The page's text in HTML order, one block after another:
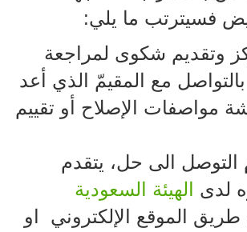
فسيترتب ما يلي:
وتقديم شكوى لمراجعة
بالتواصل مع المقيمّ الذي أعد
مواصفات الإصلاح أو تقييم
الى حل، يتقدم
لدى
الهيئة السعودية
الموقع الإلكتروني او